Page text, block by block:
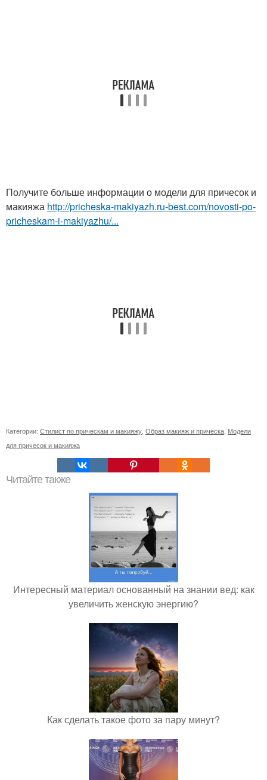
Получите больше информации о модели для причесок и
макияжа http://pricheska-makiyazh.ru-best.com/novosti-po-
pricheskam-i-makiyazhu/...
Категории: Стилист по прическам и макияжу Образ макияж и прическа Модели
для причесок и макияжа
Читайте также
Интересный материал основанный на знании вед: как
увеличить женскую энергию?
Как сделать такое фото за пару минут?